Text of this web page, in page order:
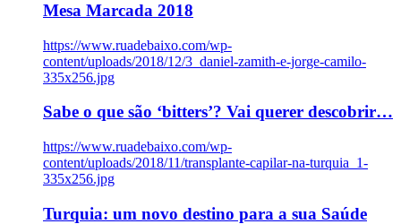
Mesa Marcada 2018
https://www.ruadebaixo.com/wp-
content/uploads/2018/12/3_daniel-zamith-e-jorge-camilo-
335x256.jpg
Sabe o que são ‘bitters’? Vai querer descobrir…
https://www.ruadebaixo.com/wp-
content/uploads/2018/11/transplante-capilar-na-turquia_1-
335x256.jpg
Turquia: um novo destino para a sua Saúde